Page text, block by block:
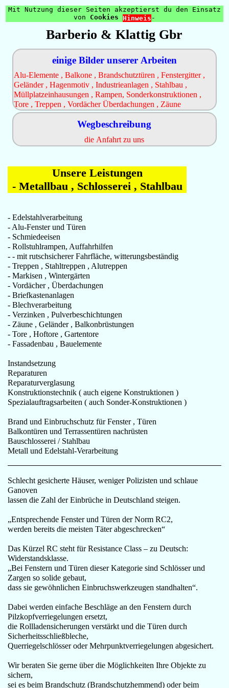
Mit Nutzung dieser Seiten akzeptierst du den Einsatz
von Cookies Hinweis -
Barberio & Klattig Gbr
einige Bilder unserer Arbeiten
Alu-Elemente , Balkone , Brandschutztüren , Fenstergitter ,
Geländer , Hagenmotiv , Industrieanlagen , Stahlbau ,
Müllplatzeinhausungen , Rampen, Sonderkonstruktionen ,
Tore , Treppen , Vordächer Überdachungen , Zäune
Wegbeschreibung
die Anfahrt zu uns
Unsere Leistungen
- Metallbau , Schlosserei , Stahlbau
- Edelstahlverarbeitung
- Alu-Fenster und Türen
- Schmiedeeisen
- Rollstuhlrampen, Auffahrhilfen
- - mit rutschsicherer Fahrfläche, witterungsbeständig
- Treppen , Stahltreppen , Alutreppen
- Markisen , Wintergärten
- Vordächer , Überdachungen
- Briefkastenanlagen
- Blechverarbeitung
- Verzinken , Pulverbeschichtungen
- Zäune , Geländer , Balkonbrüstungen
- Tore , Hoftore , Gartentore
- Fassadenbau , Bauelemente
Instandsetzung
Reparaturen
Reparaturverglasung
Konstruktionstechnik ( auch eigene Konstruktionen )
Spezialauftragsarbeiten ( auch Sonder-Konstruktionen )
Brand und Einbruchschutz für Fenster , Türen
Balkontüren und Terrassentüren nachrüsten
Bauschlosserei / Stahlbau
Metall und Edelstahl-Verarbeitung
Schlecht gesicherte Häuser, weniger Polizisten und schlaue
Ganoven
lassen die Zahl der Einbrüche in Deutschland steigen.
„Entsprechende Fenster und Türen der Norm RC2,
werden bereits die meisten Täter abgeschrecken“
Das Kürzel RC steht für Resistance Class – zu Deutsch:
Widerstandsklasse.
„Bei Fenstern und Türen dieser Kategorie sind Schlösser und
Zargen so solide gebaut,
dass sie gewöhnlichen Einbruchswerkzeugen standhalten“.
Dabei werden einfache Beschläge an den Fenstern durch
Pilzkopfverriegelungen ersetzt,
die Rollladensicherungen verstärkt und die Türen durch
Sicherheitsschließbleche,
Querriegelschlösser oder Mehrpunktverriegelungen abgesichert.
Wir beraten Sie gerne über die Möglichkeiten Ihre Objekte zu
sichern,
sei es beim Brandschutz (Brandschutzhemmend) oder beim